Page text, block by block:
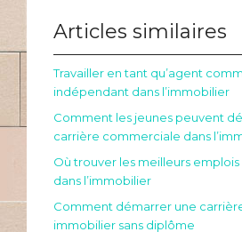
Articles similaires
Travailler en tant qu’agent
indépendant dans l’immobilier
Comment les jeunes peuvent
carrière commerciale dans
Où trouver les meilleurs
dans l’immobilier
Comment démarrer une
immobilier sans diplôme